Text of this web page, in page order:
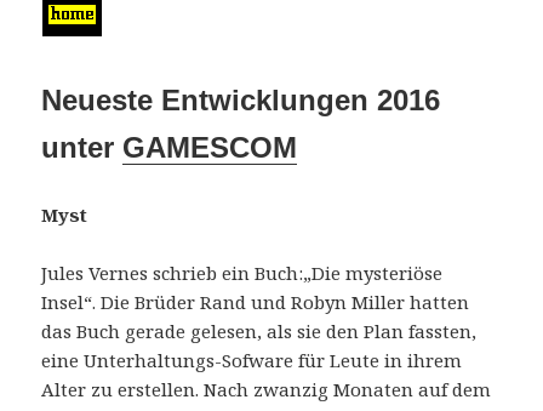
Neueste Entwicklungen 2016
unter GAMESCOM
Myst
Jules Vernes schrieb ein Buch:„Die mysteriöse
Insel“. Die Brüder Rand und Robyn Miller hatten
das Buch gerade gelesen, als sie den Plan fassten,
eine Unterhaltungs-Sofware für Leute in ihrem
Alter zu erstellen. Nach zwanzig Monaten auf dem